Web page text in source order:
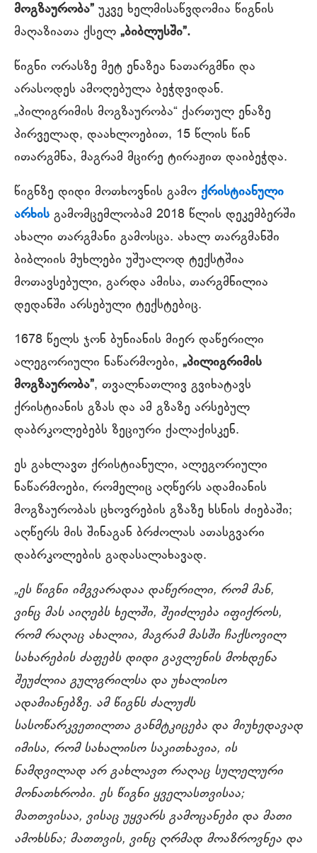
მოგზაურობა” უკვე ხელმისაწვდომია წიგნის
მაღაზიათა ქსელ „ბიბლუსში”.
წიგნი ორასზე მეტ ენაზეა ნათარგმნი და
არასოდეს ამოღებულა ბეჭდვიდან.
„პილიგრიმის მოგზაურობა“ ქართულ ენაზე
პირველად, დაახლოებით, 15 წლის წინ
ითარგმნა, მაგრამ მცირე ტირაჟით დაიბეჭდა.
წიგნზე დიდი მოთხოვნის გამო ქრისტიანული
არხის გამომცემლობამ 2018 წლის დეკემბერში
ახალი თარგმანი გამოსცა. ახალ თარგმანში
ბიბლიის მუხლები უშუალოდ ტექსტშია
მოთავსებული, გარდა ამისა, თარგმნილია
დედანში არსებული ტექსტებიც.
1678 წელს ჯონ ბუნიანის მიერ დაწერილი
ალეგორიული ნაწარმოები, „პილიგრიმის
მოგზაურობა”, თვალნათლივ გვიხატავს
ქრისტიანის გზას და ამ გზაზე არსებულ
დაბრკოლებებს ზეციური ქალაქისკენ.
ეს გახლავთ ქრისტიანული, ალეგორიული
ნაწარმოები, რომელიც აღწერს ადამიანის
მოგზაურობას ცხოვრების გზაზე ხსნის ძიებაში;
აღწერს მის შინაგან ბრძოლას ათასგვარი
დაბრკოლების გადასალახავად.
„ეს წიგნი იმგვარადაა დაწერილი, რომ მან,
ვინც მას აიღებს ხელში, შეიძლება იფიქროს,
რომ რაღაც ახალია, მაგრამ მასში ჩაქსოვილ
სახარების ძაფებს დიდი გავლენის მოხდენა
შეუძლია გულგრილსა და უხალისო
ადამიანებზე. ამ წიგნს ძალუძს
სასოწარკვეთილთა განმტკიცება და მიუხედავად
იმისა, რომ სახალისო საკითხავია, ის
ნამდვილად არ გახლავთ რაღაც სულელური
მონათხრობი. ეს წიგნი ყველასთვისაა;
მათთვისაა, ვისაც უყვარს გამოცანები და მათი
ამოხსნა; მათთვის, ვინც ღრმად მოაზროვნეა და